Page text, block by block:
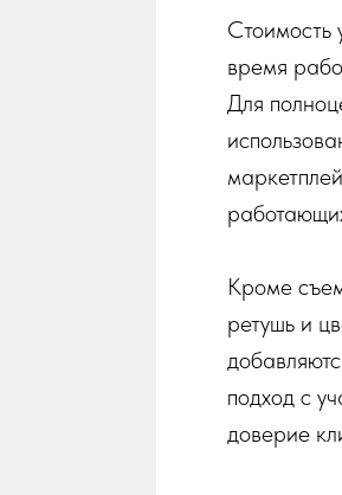
Стоимость
время
Для
Кроме
ретушь и
подход с
доверие